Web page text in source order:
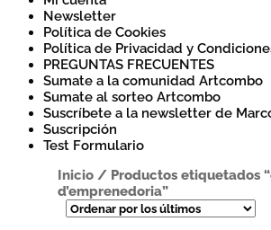
Newsletter
Política de Cookies
Política de Privacidad y
PREGUNTAS FRECUENTES
Sumate a la comunidad Artcombo
Sumate al sorteo Artcombo
Suscríbete a la newsletter de
Suscripción
Test Formulario
Inicio / Productos etiquetados
d’emprenedoria”